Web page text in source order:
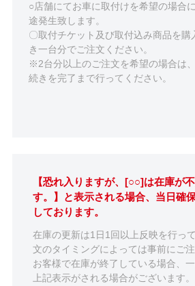
○店舗にてお車に取付けを希望の場合
途発生致します。
〇取付チケット及び取付込み商品を購
き一台分でご注文ください。
※2台分以上のご注文を希望の場合は
続きを完了まで行ってください。
【恐れ入りますが、[○○]は在庫が
す。】と表示される場合、当日確
しております。
在庫の更新は1日1回以上反映を行っ
文のタイミングによっては事前にご
お客様で在庫が終了している場合、
上記表示がされる場合がございます